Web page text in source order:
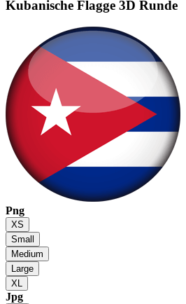
Kubanische Flagge 3D Runde
Png
XS
Small
Medium
Large
XL
Jpg